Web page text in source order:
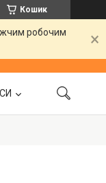
Кошик
робочим